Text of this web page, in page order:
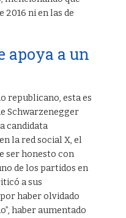
2016 ni en las de
apoya a un
republicano, esta es
Schwarzenegger
candidata
la red social X, el
ser honesto con
de los partidos en
a sus
haber olvidado
haber aumentado